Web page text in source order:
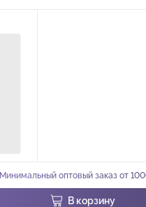
Минимальный оптовый заказ от
В корзину